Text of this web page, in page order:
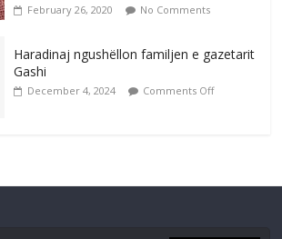
February 26, 2020 No Comments
Haradinaj ngushëllon familjen e gazetarit
Gashi
December 4, 2024 Comments Off